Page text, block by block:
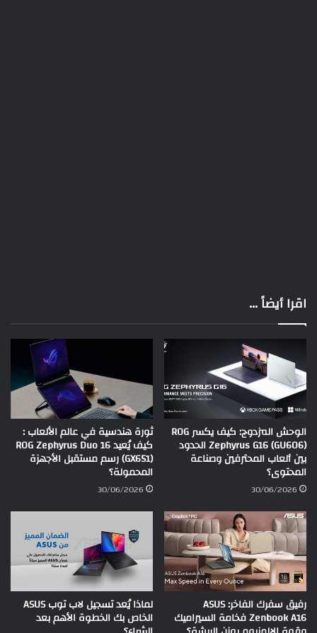
اقرا أيضاً ...
الوحش المزدوج: كيف يكسر ROG
Zephyrus G16 (GU606) الحدود
بين ألعاب المحترفين وصناعة
المحتوى؟
30/06/2026
ثورة هندسية في عالم الألعاب :
كيف يُعيد ROG Zephyrus Duo 16
(GX651) رسم مستقبل الأجهزة
المحمولة؟
30/06/2026
رفيق سفرك الفاخر: ASUS
Zenbook A16 فخامة السيراميك
لماذا يُعد تسجيل لاب توب ASUS
الخاص بك الخطوة الأهم بعد